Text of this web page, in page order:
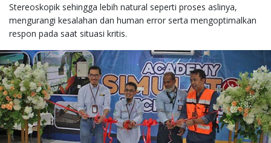
Stereoskopik sehingga lebih natural seperti proses aslinya,
mengurangi kesalahan dan human error serta mengoptimalkan
respon pada saat situasi kritis.